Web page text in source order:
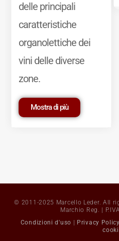
delle principali
caratteristiche
organolettiche dei
vini delle diverse
zone.
Mostra di più
© 2011-2025 Marcello Leder. All
Marchio Reg. |
Condizioni d'uso
Privacy Policy